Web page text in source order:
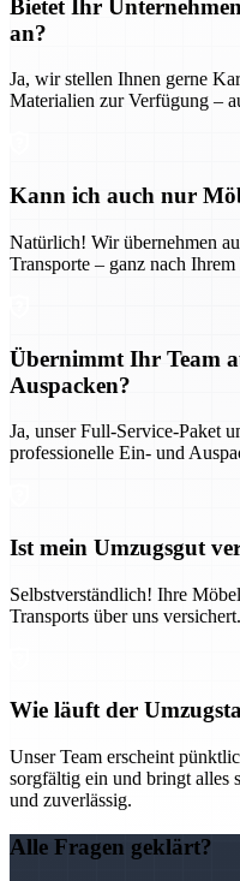
Bietet Ihr
an?
Ja, wir stellen Ihnen gerne
Materialien zur Verfügung –
Kann ich auch nur
Natürlich! Wir übernehmen
Transporte – ganz nach
Übernimmt Ihr Team
Auspacken?
Ja, unser Full-Service-Paket
professionelle Ein- und
Ist mein Umzugsgut
Selbstverständlich! Ihre
Transports über uns versichert.
Wie läuft der
Unser Team erscheint
sorgfältig ein und bringt alles
und zuverlässig.
Alle Fragen geklärt?